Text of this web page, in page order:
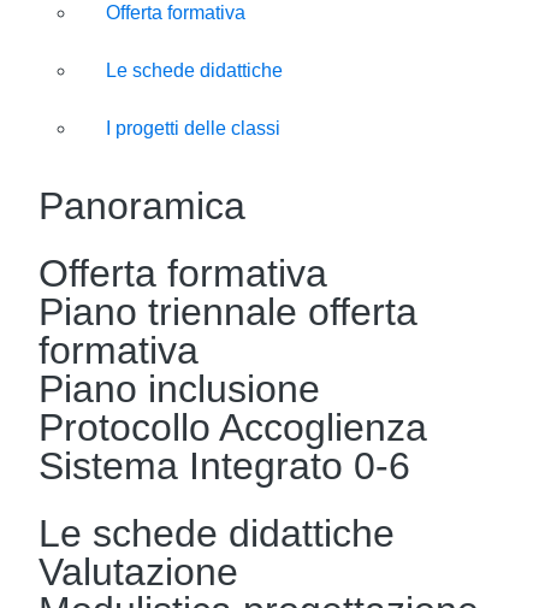
Offerta formativa
Le schede didattiche
I progetti delle classi
Panoramica
Offerta formativa
Piano triennale offerta
formativa
Piano inclusione
Protocollo Accoglienza
Sistema Integrato 0-6
Le schede didattiche
Valutazione